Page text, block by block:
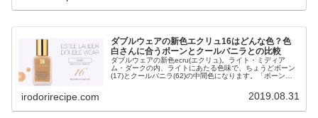
ダブルウェアの新色エクリュ16はどんな色？色
白さんに合うボーンとクールバニラとの比較
ダブルウェアの新色ecru(エクリュ)。ライト・ミディア
ム・ダークの内、ライトにあたる色味で、ちょうどボーン
(17)とクールバニラ(62)の中間色になります。「ボーンだ
irodorirecipe.com 2019.08.31